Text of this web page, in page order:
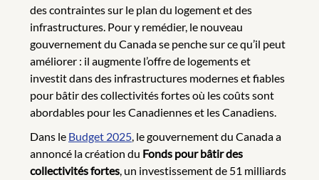
des contraintes sur le plan du logement et des
infrastructures. Pour y remédier, le nouveau
gouvernement du Canada se penche sur ce qu’il peut
améliorer : il augmente l’offre de logements et
investit dans des infrastructures modernes et fiables
pour bâtir des collectivités fortes où les coûts sont
abordables pour les Canadiennes et les Canadiens.
Dans le Budget 2025, le gouvernement du Canada a
annoncé la création du Fonds pour bâtir des
collectivités fortes, un investissement de 51 milliards